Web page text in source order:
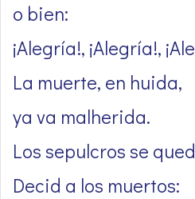
o bien:
¡Alegría!, ¡Alegría!,
La muerte, en huida,
ya va malherida.
Los sepulcros se
Decid a los muertos: